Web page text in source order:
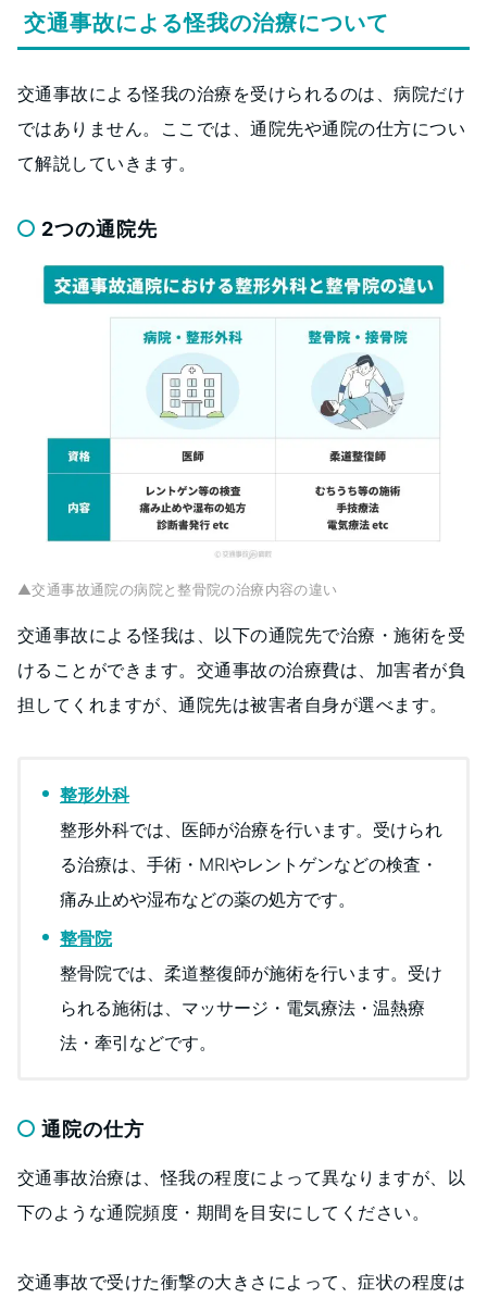
交通事故による怪我の治療について
交通事故による怪我の治療を受けられるのは、病院だけ
ではありません。ここでは、通院先や通院の仕方につい
て解説していきます。
2つの通院先
▲交通事故通院の病院と整骨院の治療内容の違い
交通事故による怪我は、以下の通院先で治療・施術を受
けることができます。交通事故の治療費は、加害者が負
担してくれますが、通院先は被害者自身が選べます。
整形外科
整形外科では、医師が治療を行います。受けられ
る治療は、手術・MRIやレントゲンなどの検査・
痛み止めや湿布などの薬の処方です。
整骨院
整骨院では、柔道整復師が施術を行います。受け
られる施術は、マッサージ・電気療法・温熱療
法・牽引などです。
通院の仕方
交通事故治療は、怪我の程度によって異なりますが、以
下のような通院頻度・期間を目安にしてください。
交通事故で受けた衝撃の大きさによって、症状の程度は